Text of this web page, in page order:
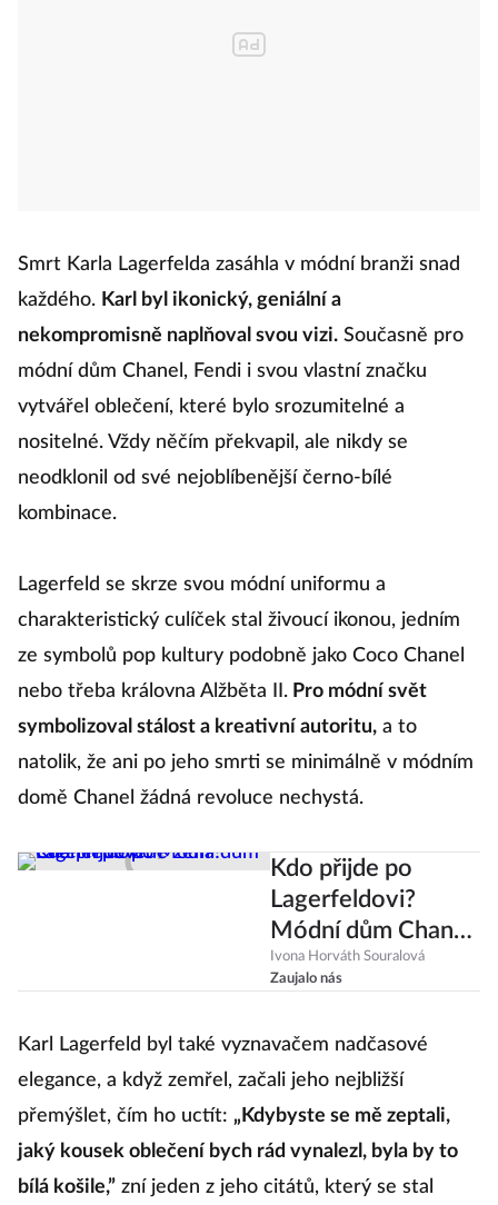
Smrt Karla Lagerfelda zasáhla v módní branži snad
každého. Karl byl ikonický, geniální a
nekompromisně naplňoval svou vizi. Současně pro
módní dům Chanel, Fendi i svou vlastní značku
vytvářel oblečení, které bylo srozumitelné a
nositelné. Vždy něčím překvapil, ale nikdy se
neodklonil od své nejoblíbenější černo-bílé
kombinace.
Lagerfeld se skrze svou módní uniformu a
charakteristický culíček stal živoucí ikonou, jedním
ze symbolů pop kultury podobně jako Coco Chanel
nebo třeba královna Alžběta II. Pro módní svět
symbolizoval stálost a kreativní autoritu, a to
natolik, že ani po jeho smrti se minimálně v módním
domě Chanel žádná revoluce nechystá.
Kdo přijde po
Lagerfeldovi?
Módní dům Chanel
povede žena!
Ivona Horváth Souralová
Zaujalo nás
Karl Lagerfeld byl také vyznavačem nadčasové
elegance, a když zemřel, začali jeho nejbližší
přemýšlet, čím ho uctít: „Kdybyste se mě zeptali,
jaký kousek oblečení bych rád vynalezl, byla by to
bílá košile,” zní jeden z jeho citátů, který se stal